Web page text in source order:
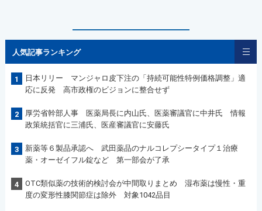
人気記事ランキング
1
日本リリー マンジャロ皮下注の「持続可能性特例価格調整」適
応に反発 高市政権のビジョンに整合せず
2
厚労省幹部人事 医薬局長に内山氏、医薬審議官に中井氏 情報
政策統括官に三浦氏、医産審議官に安藤氏
3
新薬等６製品承認へ 武田薬品のナルコレプシータイプ１治療
薬・オーゼイフル錠など 第一部会が了承
4
OTC類似薬の技術的検討会が中間取りまとめ 湿布薬は慢性・重
度の変形性膝関節症は除外 対象1042品目